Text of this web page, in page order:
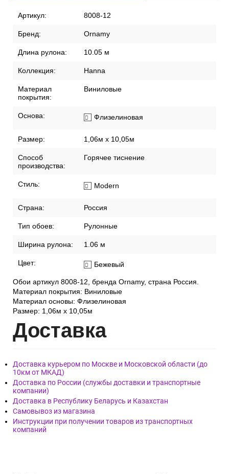
Артикул: 8008-12
Бренд: Ornamy
Длина рулона: 10.05 м
Коллекция: Hanna
Материал
покрытия:
Виниловые
Основа: Флизелиновая
Размер: 1,06м х 10,05м
Способ
производства:
Горячее тиснение
Стиль: Modern
Страна: Россия
Тип обоев: Рулонные
Ширина рулона: 1.06 м
Цвет: Бежевый
Обои артикул 8008-12, бренда Ornamy, страна Россия.
Материал покрытия: Виниловые
Материал основы: Флизелиновая
Размер: 1,06м х 10,05м
Доставка
Доставка курьером по Москве и Московской области (до
10км от МКАД)
Доставка по России (службы доставки и транспортные
компании)
Доставка в Республику Беларусь и Казахстан
Самовывоз из магазина
Инструкции при получении товаров из транспортных
компаний